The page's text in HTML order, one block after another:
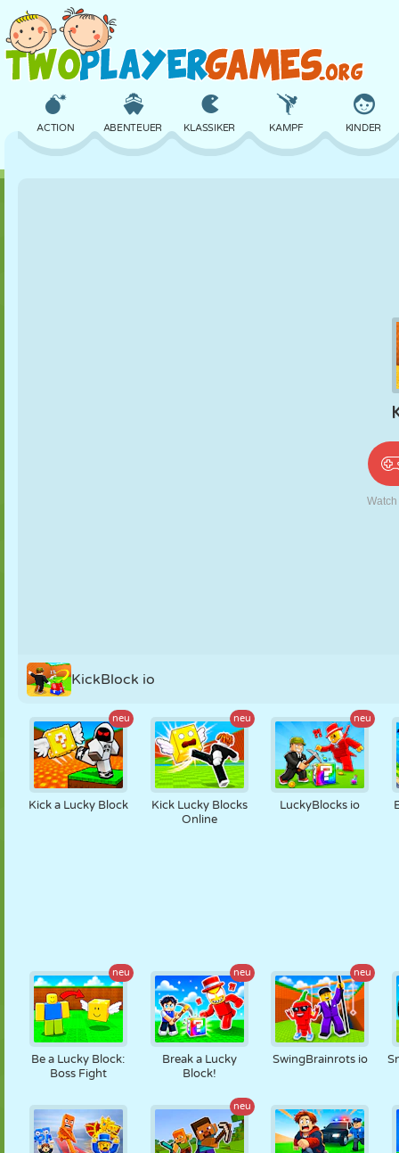
ACTION ABENTEUER KLASSIKER KAMPF KINDER
KickBlock io
neu
Kick a Lucky Block
neu
Kick Lucky Blocks
Online
neu
LuckyBlocks io
neu
Be a Lucky Block:
Boss Fight
neu
Break a Lucky
Block!
neu
SwingBrainrots io
neu